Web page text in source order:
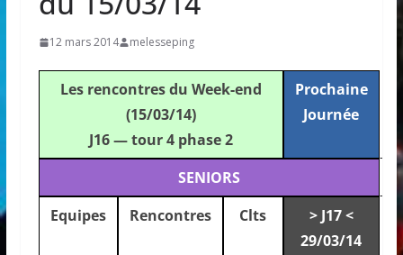
12 mars 2014 melesseping
Les rencontres du Week-end
(15/03/14)
J16 — tour 4 phase 2
Prochaine
Journée
SENIORS
Equipes
Rencontres Clts
> J17 <
29/03/14